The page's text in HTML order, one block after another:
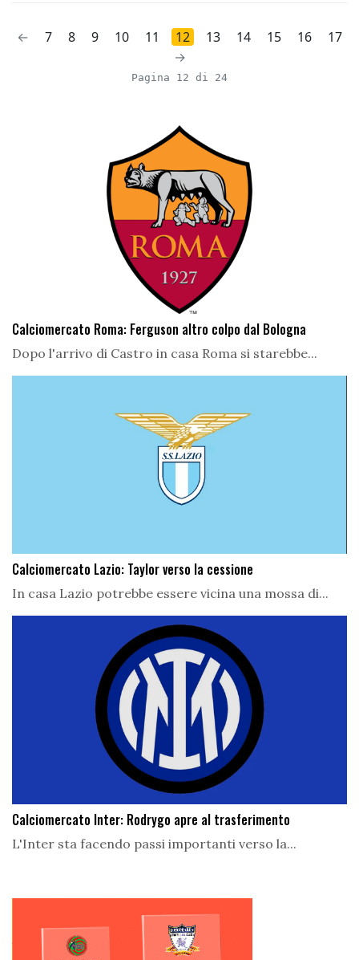
← 7 8 9 10 11 12 13 14 15 16
17
→
Pagina 12 di 24
Calciomercato Roma: Ferguson altro colpo dal Bologna
Dopo l'arrivo di Castro in casa Roma si starebbe...
Calciomercato Lazio: Taylor verso la cessione
In casa Lazio potrebbe essere vicina una mossa di...
Calciomercato Inter: Rodrygo apre al trasferimento
L'Inter sta facendo passi importanti verso la...